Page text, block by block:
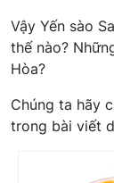
Vậy Yến sào
thế nào?
Hòa?
Chúng ta hãy
trong bài viết